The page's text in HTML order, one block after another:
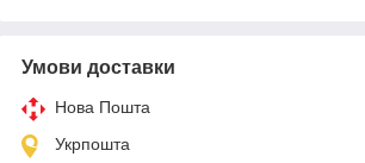
Умови доставки
Нова Пошта
Укрпошта